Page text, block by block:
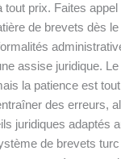
tout prix. Faites
de brevets dès le
assise juridique.
la patience est
des erreurs,
juridiques adaptés
de brevets